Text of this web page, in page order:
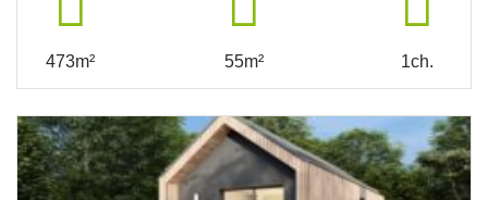
473m² 55m² 1ch.